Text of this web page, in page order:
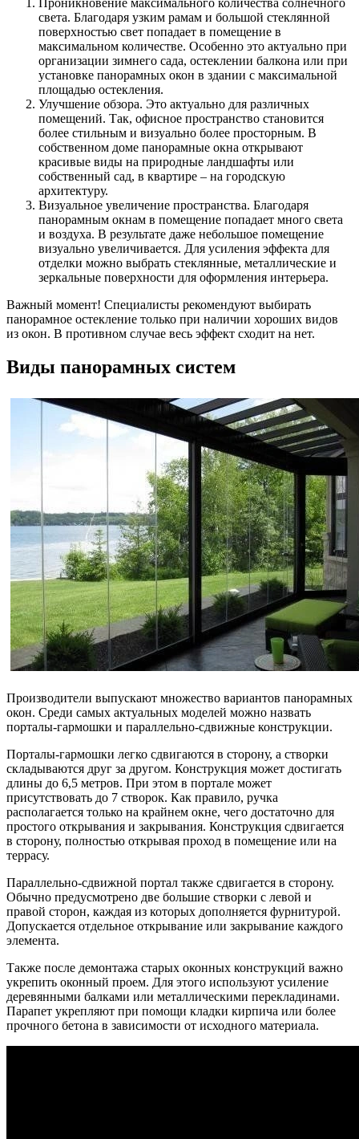
света. Благодаря узким рамам и большой стеклянной
поверхностью свет попадает в помещение в
максимальном количестве. Особенно это актуально при
организации зимнего сада, остеклении балкона или при
установке панорамных окон в здании с максимальной
площадью остекления.
Улучшение обзора. Это актуально для различных
помещений. Так, офисное пространство становится
более стильным и визуально более просторным. В
собственном доме панорамные окна открывают
красивые виды на природные ландшафты или
собственный сад, в квартире – на городскую
архитектуру.
Визуальное увеличение пространства. Благодаря
панорамным окнам в помещение попадает много света
и воздуха. В результате даже небольшое помещение
визуально увеличивается. Для усиления эффекта для
отделки можно выбрать стеклянные, металлические и
зеркальные поверхности для оформления интерьера.
Важный момент! Специалисты рекомендуют выбирать
панорамное остекление только при наличии хороших видов
из окон. В противном случае весь эффект сходит на нет.
Виды панорамных систем
Производители выпускают множество вариантов панорамных
окон. Среди самых актуальных моделей можно назвать
порталы-гармошки и параллельно-сдвижные конструкции.
Порталы-гармошки легко сдвигаются в сторону, а створки
складываются друг за другом. Конструкция может достигать
длины до 6,5 метров. При этом в портале может
присутствовать до 7 створок. Как правило, ручка
располагается только на крайнем окне, чего достаточно для
простого открывания и закрывания. Конструкция сдвигается
в сторону, полностью открывая проход в помещение или на
террасу.
Параллельно-сдвижной портал также сдвигается в сторону.
Обычно предусмотрено две большие створки с левой и
правой сторон, каждая из которых дополняется фурнитурой.
Допускается отдельное открывание или закрывание каждого
элемента.
Также после демонтажа старых оконных конструкций важно
укрепить оконный проем. Для этого используют усиление
деревянными балками или металлическими перекладинами.
Парапет укрепляют при помощи кладки кирпича или более
прочного бетона в зависимости от исходного материала.